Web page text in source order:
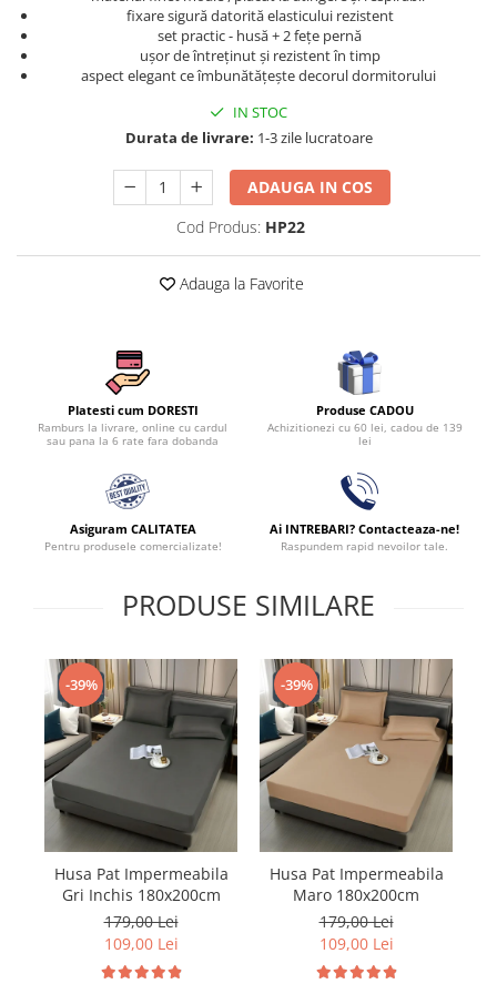
Persoane
Set Lenjerie Pat Blanita Iepure, 6
Piese, Cu Pilota Inclusa
Lenjerii De Pat Premium Collection
Set Lenjerie De Pat, 7 Piese, Cu
Pilota / Cuvertura Inclusa
Set Lenjerie De Pat Jacquard Regal,
11 Piese, Cuvertura Inclusa
Lenjerii Damasc Egiptean King Size
Lenjerii De Pat, Imprimeu 3D, 1
fixare sigură datorită elasticului rezistent
set practic - husă + 2 fețe pernă
ușor de întreținut și rezistent în timp
aspect elegant ce îmbunătățește decorul dormitorului
IN STOC
Durata de livrare: 1-3 zile lucratoare
ADAUGA IN COS
Cod Produs: HP22
Adauga la Favorite
Platesti cum DORESTI
Ramburs la livrare, online cu cardul
sau pana la 6 rate fara dobanda
Produse CADOU
Achizitionezi cu 60 lei, cadou de 139
lei
Asiguram CALITATEA
Pentru produsele comercializate!
Ai INTREBARI? Contacteaza-ne!
Raspundem rapid nevoilor tale.
PRODUSE SIMILARE
-39%
Husa Pat Impermeabila
Gri Inchis 180x200cm
179,00 Lei
109,00 Lei
-39%
Husa Pat Impermeabila
Maro 180x200cm
179,00 Lei
109,00 Lei